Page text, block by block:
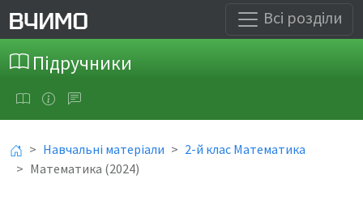
Всі розділи
Підручники
Навчальні матеріали
2-й клас Математика
Математика (2024)